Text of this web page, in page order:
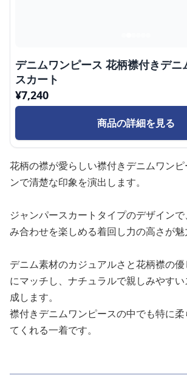
デニムワンピース 花柄襟付きデニ
スカート
¥7,240
商品の詳細を見る
花柄の襟が愛らしい襟付きデニムワン
ンで清楚な印象を演出します。
ジャンパースカートタイプのデザイン
み合わせを楽しめる着回し力の高さが魅
デニム素材のカジュアルさと花柄襟の
にマッチし、ナチュラルで親しみやす
成します。
襟付きデニムワンピースの中でも特に柔
てくれる一着です。